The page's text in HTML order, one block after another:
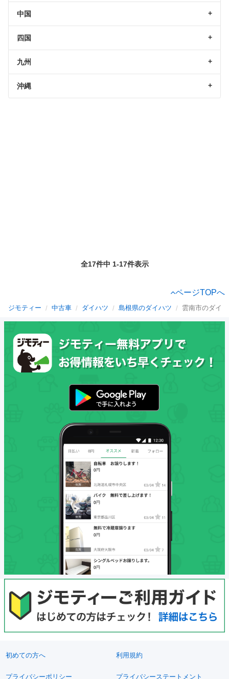
中国
四国
九州
沖縄
全17件中 1-17件表示
ページTOPへ
ジモティー 中古車 ダイハツ 島根県のダイハツ 雲南市のダイ
初めての方へ 利用規約
プライバシーポリシー プライバシーステートメント